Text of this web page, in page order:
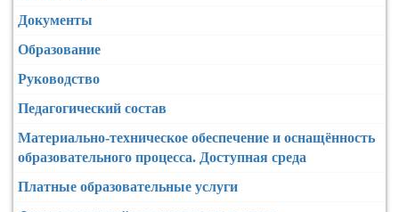
Документы
Образование
Руководство
Педагогический состав
Материально-техническое обеспечение и оснащённость
образовательного процесса. Доступная среда
Платные образовательные услуги